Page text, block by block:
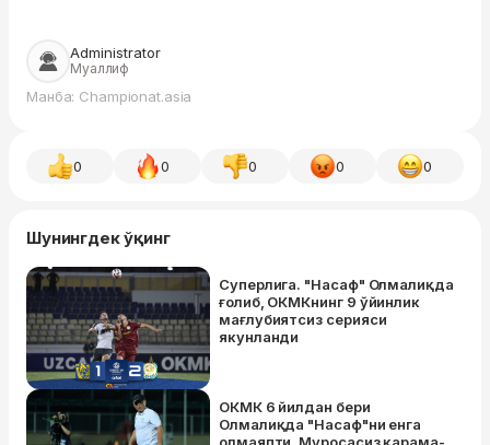
Administrator
Муаллиф
Манба: Championat.asia
0 0 0 0 0
Шунингдек ўқинг
Суперлига. "Насаф" Олмалиқда
ғолиб, ОКМКнинг 9 ўйинлик
мағлубиятсиз серияси
якунланди
ОКМК 6 йилдан бери
Олмалиқда "Насаф"ни енга